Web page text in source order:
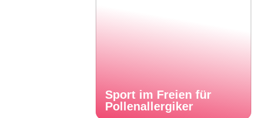
Sport im Freien für
Pollenallergiker